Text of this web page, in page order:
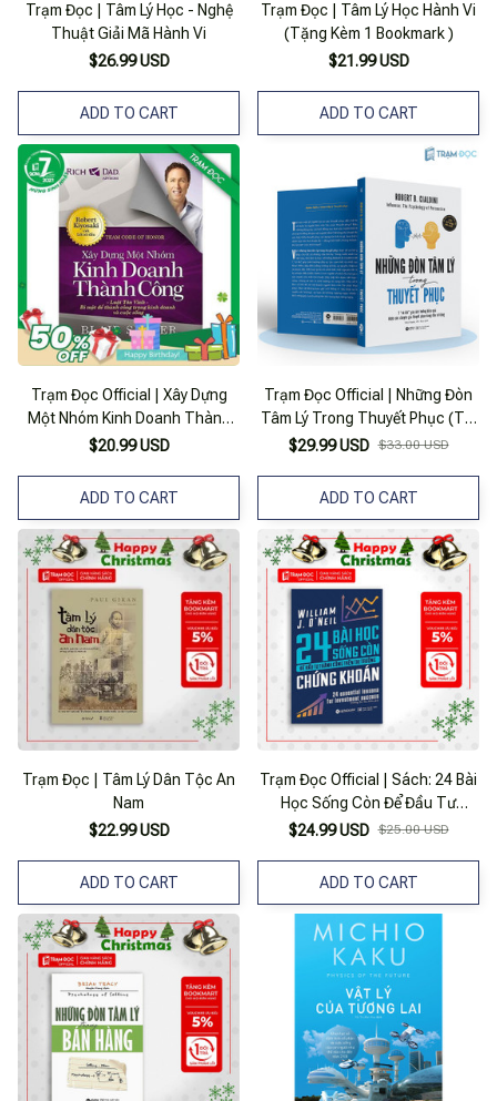
Trạm Đọc | Tâm Lý Học - Nghệ
Thuật Giải Mã Hành Vi
$26.99 USD
ADD TO CART
Trạm Đọc | Tâm Lý Học Hành Vi
(Tặng Kèm 1 Bookmark )
$21.99 USD
ADD TO CART
Trạm Đọc Official | Xây Dựng
Một Nhóm Kinh Doanh Thành
Công
$20.99 USD
ADD TO CART
Trạm Đọc Official | Những Đòn
Tâm Lý Trong Thuyết Phục (Tái
Bản)
$29.99 USD $33.00 USD
ADD TO CART
Trạm Đọc | Tâm Lý Dân Tộc An
Nam
$22.99 USD
ADD TO CART
Trạm Đọc Official | Sách: 24 Bài
Học Sống Còn Để Đầu Tư
Thành Công Trên Thị Trường
$24.99 USD $25.00 USD
ADD TO CART